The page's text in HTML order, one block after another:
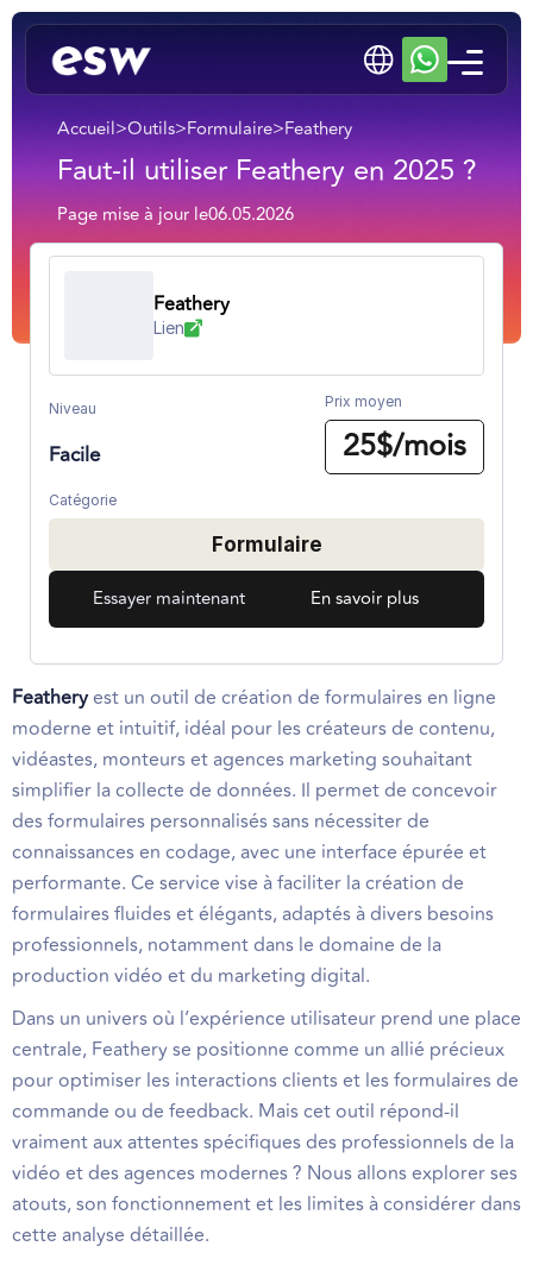
Accueil>Outils>Formulaire>Feathery
Faut-il utiliser Feathery en 2025 ?
Page mise à jour le06.05.2026
Feathery
Lien
Niveau
Facile
Prix moyen
25$/mois
Catégorie
Formulaire
Essayer maintenant En savoir plus
Featheryest un outil de création de formulaires en ligne
moderne et intuitif, idéal pour les créateurs de contenu,
vidéastes, monteurs et agences marketing souhaitant
simplifier la collecte de données. Il permet de concevoir
des formulaires personnalisés sans nécessiter de
connaissances en codage, avec une interface épurée et
performante. Ce service vise à faciliter la création de
formulaires fluides et élégants, adaptés à divers besoins
professionnels, notamment dans le domaine de la
production vidéo et du marketing digital.
Dans un univers où l’expérience utilisateur prend une place
centrale, Feathery se positionne comme un allié précieux
pour optimiser les interactions clients et les formulaires de
commande ou de feedback. Mais cet outil répond-il
vraiment aux attentes spécifiques des professionnels de la
vidéo et des agences modernes ? Nous allons explorer ses
atouts, son fonctionnement et les limites à considérer dans
cette analyse détaillée.